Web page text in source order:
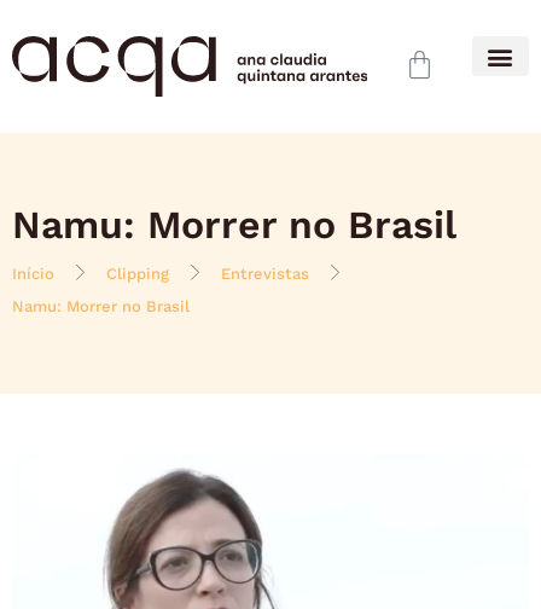
Namu: Morrer no Brasil
Início Clipping
Entrevistas
Namu: Morrer no Brasil